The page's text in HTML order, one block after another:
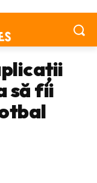
să fii